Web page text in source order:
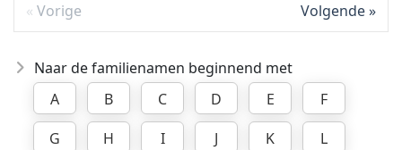
Vorige Volgende
Naar de familienamen beginnend met
A
B C D E
F
G
H I J K
L